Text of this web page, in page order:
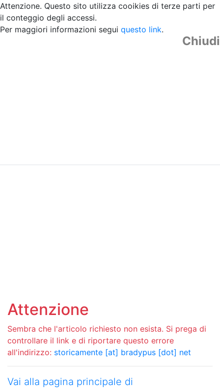
Attenzione. Questo sito utilizza cooikies di terze parti per
il conteggio degli accessi.
Per maggiori informazioni segui questo link.
Chiudi
Attenzione
Sembra che l'articolo richiesto non esista. Si prega di
controllare il link e di riportare questo errore
all'indirizzo: storicamente [at] bradypus [dot] net
Vai alla pagina principale di